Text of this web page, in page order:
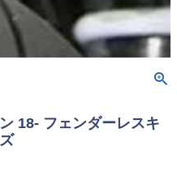
18- フェンダーレスキ